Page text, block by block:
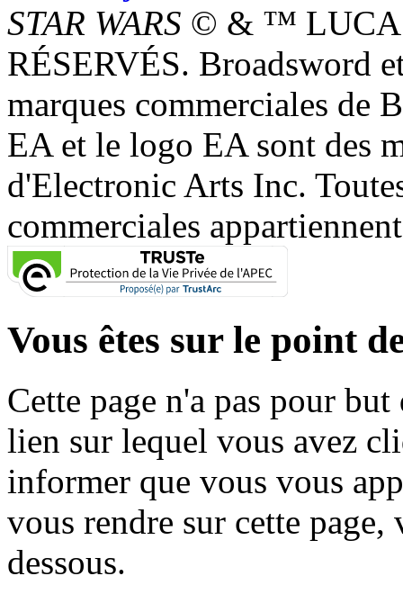
STAR WARS © & ™
RÉSERVÉS. Broadsword
marques commerciales de
EA et le logo EA sont des
d'Electronic Arts Inc.
commerciales
Vous êtes sur le point
Cette page n'a pas pour
lien sur lequel vous avez
informer que vous vous
vous rendre sur cette
dessous.